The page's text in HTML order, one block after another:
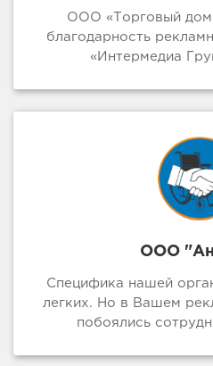
ООО «Торговый
благодарность
«Интермедиа
ООО
Специфика нашей
легких. Но в Вашем
побоялись